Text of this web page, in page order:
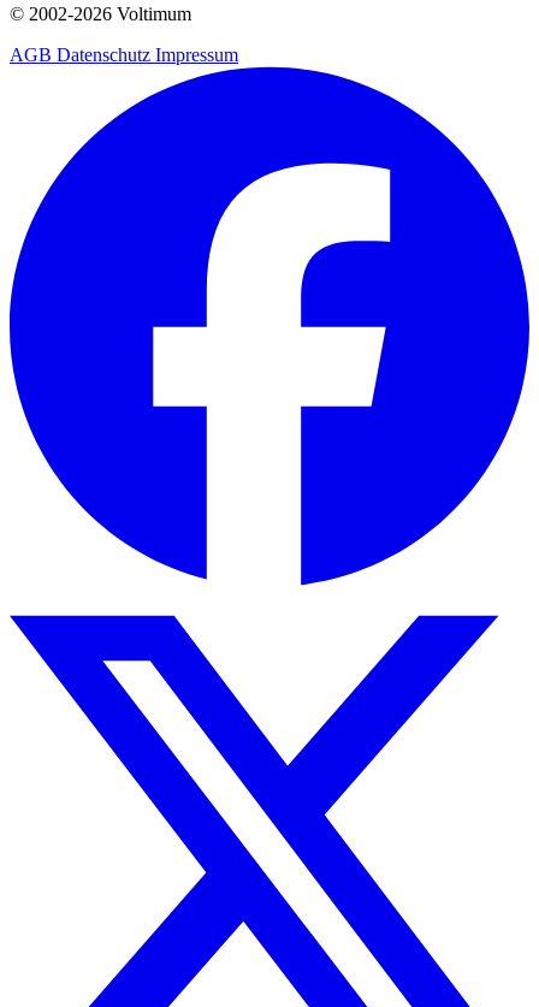
© 2002-2026 Voltimum
AGB Datenschutz Impressum